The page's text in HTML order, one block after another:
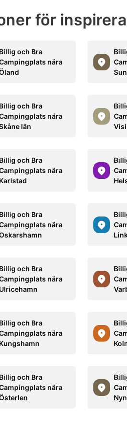
för
Billig och Bra
nära
Billig och Bra
nära
län
Billig och Bra
nära
Karlstad
Billig och Bra
nära
Billig och Bra
nära
Ulricehamn
Billig och Bra
nära
Kungshamn
Billig och Bra
nära